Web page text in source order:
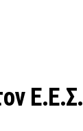
Ε.Ε.Σ.